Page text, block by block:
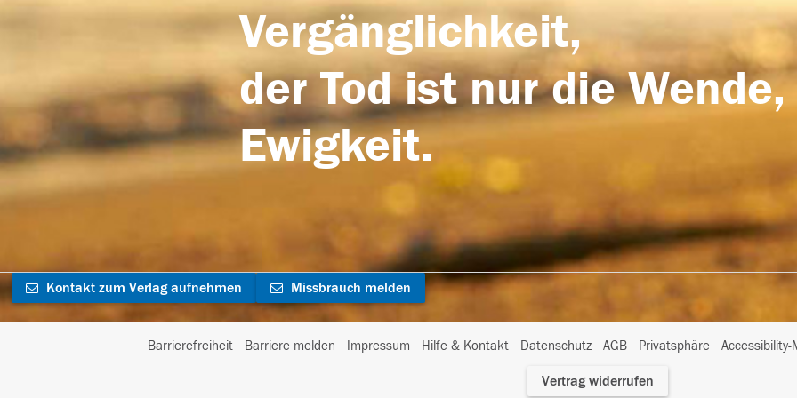
Vergänglichkeit,
der Tod ist nur die
Ewigkeit.
Kontakt zum Verlag aufnehmen Missbrauch melden
Barrierefreiheit Barriere melden Impressum Hilfe & Kontakt Datenschutz AGB Privatsphäre
I
Vertrag widerrufen